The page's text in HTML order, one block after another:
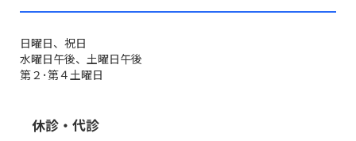
日曜日、祝日
水曜日午後、土曜日午後
第２･第４土曜日
休診・代診